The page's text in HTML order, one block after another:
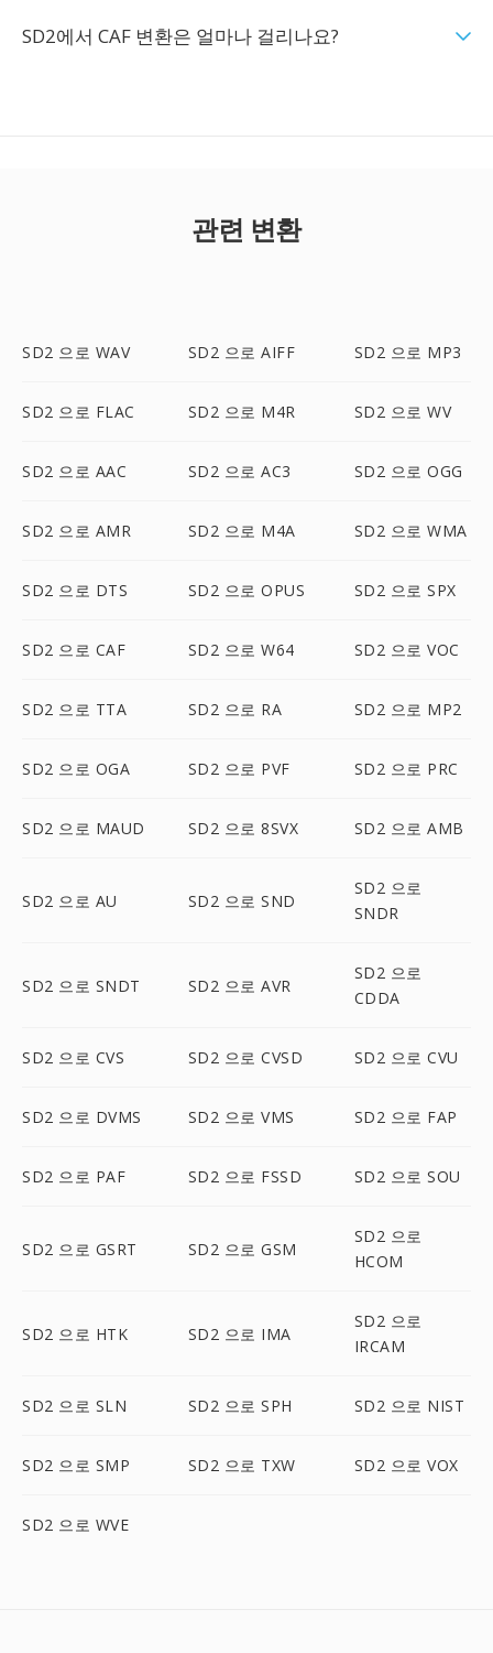
SD2에서 CAF 변환은 얼마나 걸리나요?
관련 변환
SD2 으로 WAV SD2 으로 AIFF SD2 으로 MP3
SD2 으로 FLAC SD2 으로 M4R SD2 으로 WV
SD2 으로 AAC SD2 으로 AC3 SD2 으로 OGG
SD2 으로 AMR SD2 으로 M4A SD2 으로 WMA
SD2 으로 DTS SD2 으로 OPUS SD2 으로 SPX
SD2 으로 CAF SD2 으로 W64 SD2 으로 VOC
SD2 으로 TTA SD2 으로 RA SD2 으로 MP2
SD2 으로 OGA SD2 으로 PVF SD2 으로 PRC
SD2 으로 MAUD SD2 으로 8SVX SD2 으로 AMB
SD2 으로 AU SD2 으로 SND
SD2 으로
SNDR
SD2 으로 SNDT SD2 으로 AVR
SD2 으로
CDDA
SD2 으로 CVS SD2 으로 CVSD SD2 으로 CVU
SD2 으로 DVMS SD2 으로 VMS SD2 으로 FAP
SD2 으로 PAF SD2 으로 FSSD SD2 으로 SOU
SD2 으로 GSRT SD2 으로 GSM
SD2 으로
HCOM
SD2 으로 HTK SD2 으로 IMA
SD2 으로
IRCAM
SD2 으로 SLN SD2 으로 SPH SD2 으로 NIST
SD2 으로 SMP SD2 으로 TXW SD2 으로 VOX
SD2 으로 WVE